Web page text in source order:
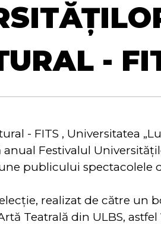
-
- FITS , Universitatea
anual Festivalul
publicului spectacolele
realizat de către
Teatrală din ULBS,